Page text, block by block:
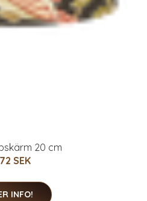
20 cm
SEK
INFO!